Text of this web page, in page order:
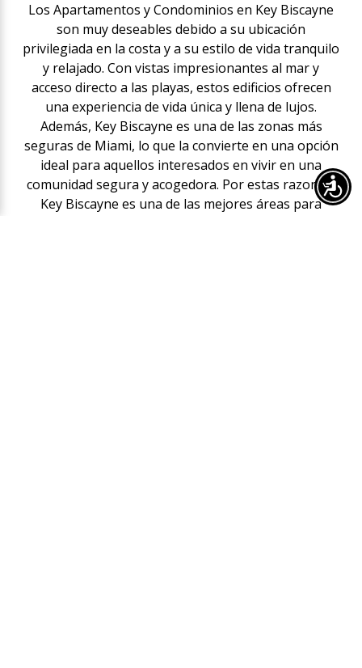
Los Apartamentos y Condominios en Key Biscayne
son muy deseables debido a su ubicación
privilegiada en la costa y a su estilo de vida tranquilo
y relajado. Con vistas impresionantes al mar y
acceso directo a las playas, estos edificios ofrecen
una experiencia de vida única y llena de lujos.
Además, Key Biscayne es una de las zonas más
seguras de Miami, lo que la convierte en una opción
ideal para aquellos interesados en vivir en una
comunidad segura y acogedora. Por estas razones,
Key Biscayne es una de las mejores áreas para